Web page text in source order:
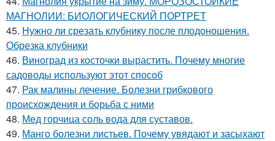
МАГНОЛИИ: БИОЛОГИЧЕСКИЙ ПОРТРЕТ
45. Нужно ли срезать клубнику после плодоношения.
Обрезка клубники
46. Виноград из косточки вырастить. Почему многие
садоводы используют этот способ
47. Рак малины лечение. Болезни грибкового
происхождения и борьба с ними
48. Мед горчица соль вода для суставов.
49. Манго болезни листьев. Почему увядают и засыхают